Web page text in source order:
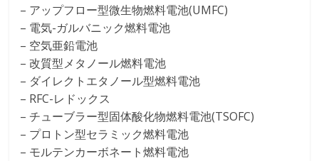
– アップフロー型微生物燃料電池(UMFC)
– 電気-ガルバニック燃料電池
– 空気亜鉛電池
– 改質型メタノール燃料電池
– ダイレクトエタノール型燃料電池
– RFC-レドックス
– チューブラー型固体酸化物燃料電池(TSOFC)
– プロトン型セラミック燃料電池
– モルテンカーボネート燃料電池